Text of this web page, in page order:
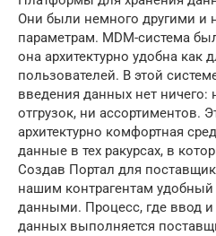
Они были немного другими и
параметрам. MDM-система
она архитектурно удобна как
пользователей. В этой
введения данных нет ничего:
отгрузок, ни ассортиментов.
архитектурно комфортная
данные в тех ракурсах, в
Создав Портал для
нашим контрагентам
данными. Процесс, где ввод и
данных выполняется